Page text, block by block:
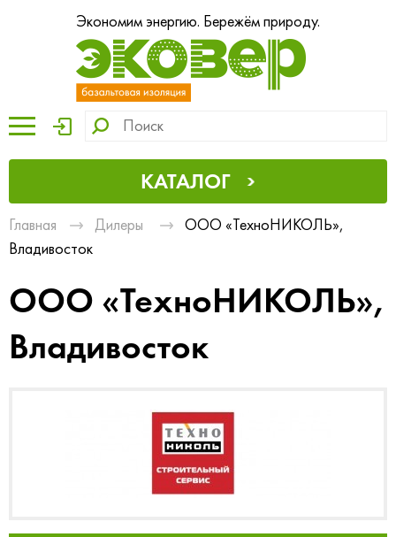
Экономим энергию. Бережём природу.
КАТАЛОГ
Главная Дилеры
ООО «ТехноНИКОЛЬ»,
Владивосток
ООО «ТехноНИКОЛЬ»,
Владивосток